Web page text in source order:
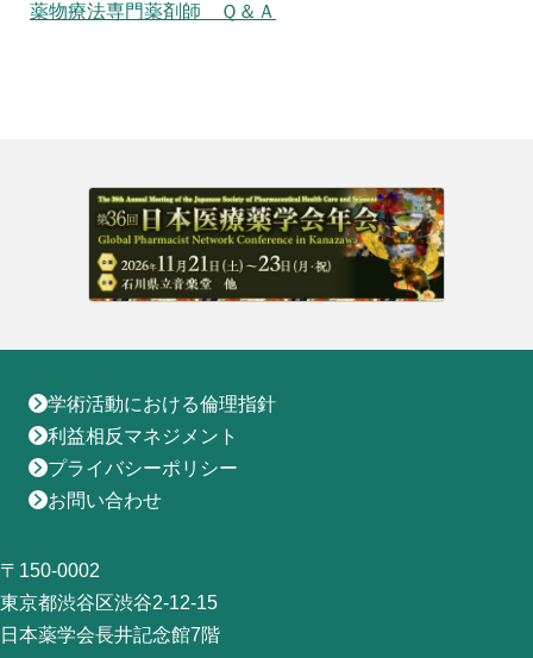
薬物療法専門薬剤師 Ｑ＆Ａ
学術活動における倫理指針
利益相反マネジメント
プライバシーポリシー
お問い合わせ
〒150-0002
東京都渋谷区渋谷2-12-15
日本薬学会長井記念館7階